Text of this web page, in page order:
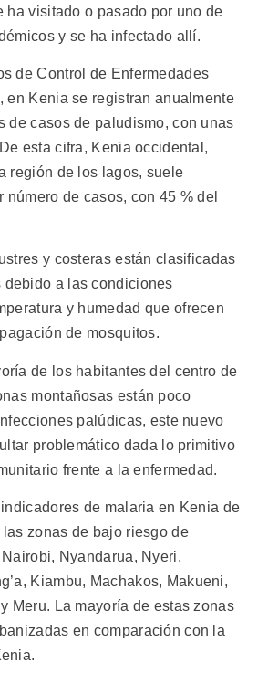
ha visitado o pasado por uno de
y se ha infectado allí.
de Control de Enfermedades
en Kenia se registran anualmente
de casos de paludismo, con unas
esta cifra, Kenia occidental,
región de los lagos, suele
número de casos, con 45 % del
y costeras están clasificadas
debido a las condiciones
y humedad que ofrecen
de mosquitos.
de los habitantes del centro de
montañosas están poco
palúdicas, este nuevo
problemático dada lo primitivo
frente a la enfermedad.
de malaria en Kenia de
zonas de bajo riesgo de
Nyandarua, Nyeri,
Kiambu, Machakos, Makueni,
Meru. La mayoría de estas zonas
en comparación con la